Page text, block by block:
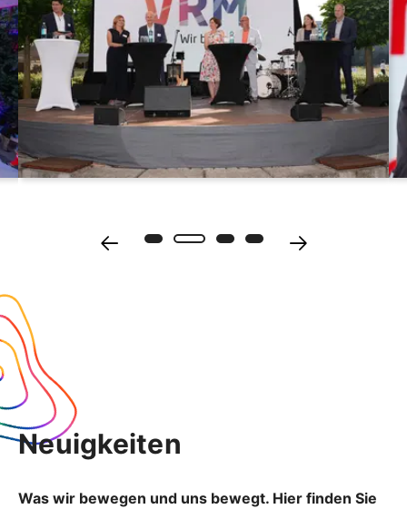
Neuigkeiten
Was wir bewegen und uns bewegt. Hier finden Sie